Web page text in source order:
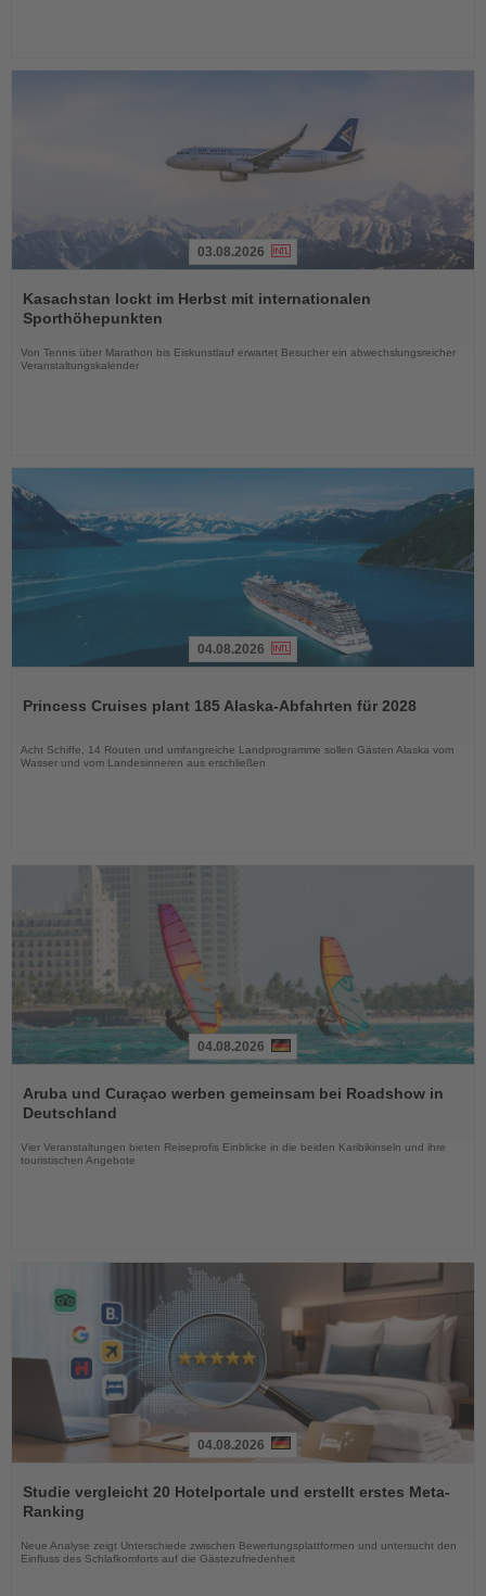
Sie
die
Nachrichten
03.08.2026
Kasachstan lockt im Herbst mit internationalen
Sporthöhepunkten
Von Tennis über Marathon bis Eiskunstlauf erwartet Besucher ein abwechslungsreicher
Veranstaltungskalender
die
04.08.2026
Princess Cruises plant 185 Alaska-Abfahrten für 2028
Acht Schiffe, 14 Routen und umfangreiche Landprogramme sollen Gästen Alaska vom
Wasser und vom Landesinneren aus erschließen
Sie
die
04.08.2026
Aruba und Curaçao werben gemeinsam bei Roadshow in
Deutschland
Vier Veranstaltungen bieten Reiseprofis Einblicke in die beiden Karibikinseln und ihre
touristischen Angebote
Sie
die
Nachrichten
04.08.2026
Studie vergleicht 20 Hotelportale und erstellt erstes Meta-
Ranking
Neue Analyse zeigt Unterschiede zwischen Bewertungsplattformen und untersucht den
Einfluss des Schlafkomforts auf die Gästezufriedenheit